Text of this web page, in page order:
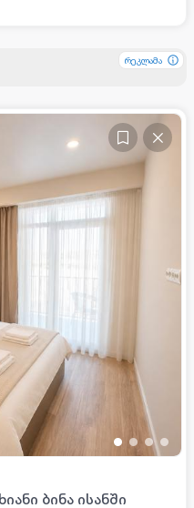
• • • •
ბინა ისანში
რეკლამა
რეკლამა
რეკლამა